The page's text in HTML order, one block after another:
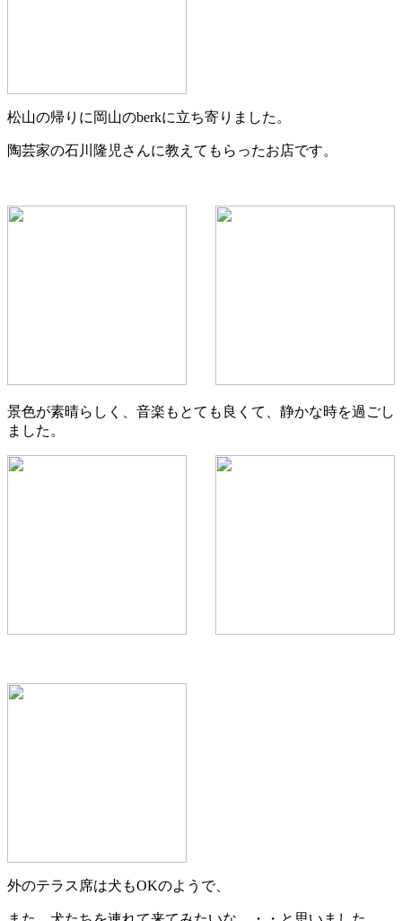
松山の帰りに岡山のberkに立ち寄りました。
陶芸家の石川隆児さんに教えてもらったお店です。
景色が素晴らしく、音楽もとても良くて、静かな時を過ごし
ました。
外のテラス席は犬もOKのようで、